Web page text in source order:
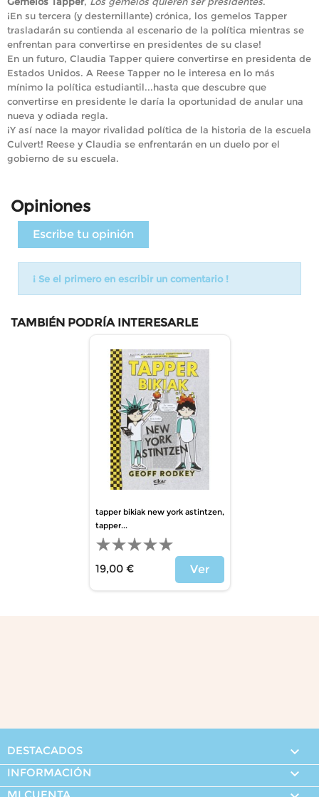
¡En su tercera (y desternillante) crónica, los gemelos Tapper
trasladarán su contienda al escenario de la política mientras se
enfrentan para convertirse en presidentes de su clase!
En un futuro, Claudia Tapper quiere convertirse en presidenta de
Estados Unidos. A Reese Tapper no le interesa en lo más
mínimo la política estudiantil...hasta que descubre que
convertirse en presidente le daría la oportunidad de anular una
nueva y odiada regla.
¡Y así nace la mayor rivalidad política de la historia de la escuela
Culvert! Reese y Claudia se enfrentarán en un duelo por el
gobierno de su escuela.
Opiniones
Escribe tu opinión
¡ Se el primero en escribir un comentario !
TAMBIÉN PODRÍA INTERESARLE
tapper bikiak new york astintzen,
tapper...
19,00 €
Ver
DESTACADOS 
INFORMACIÓN 
MI CUENTA